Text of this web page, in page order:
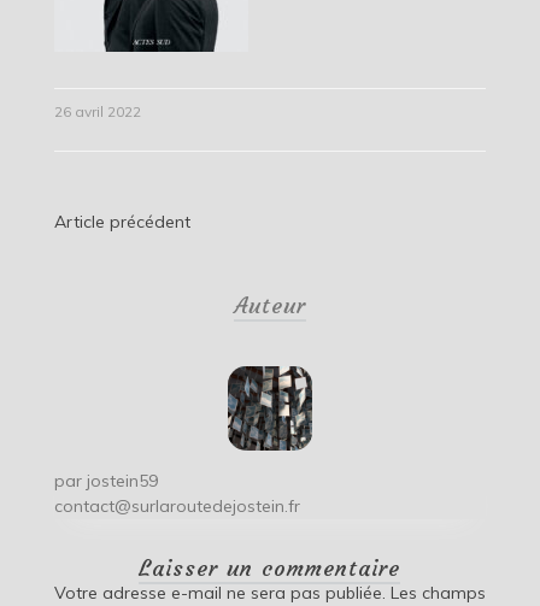
26 avril 2022
Navigation
Article précédent
Auteur
par jostein59
contact@surlaroutedejostein.fr
Laisser un commentaire
Votre adresse e-mail ne sera pas publiée. Les champs